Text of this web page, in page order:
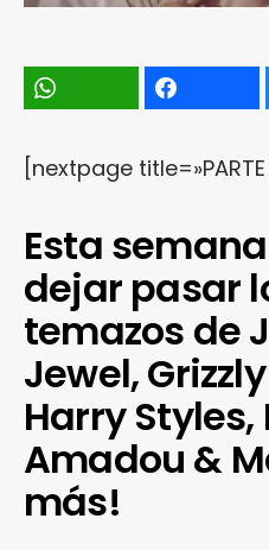
[nextpage title=»PARTE
Esta
dejar pasar
temazos de
Jewel,
Harry Styles,
Amadou &
más!